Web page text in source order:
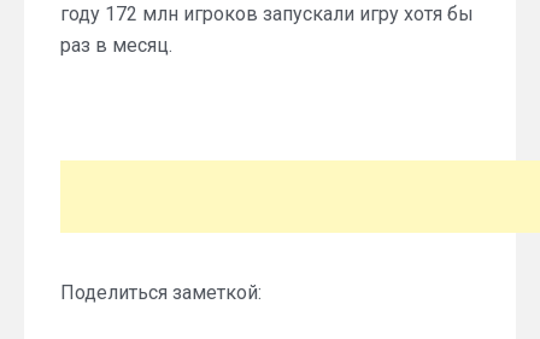
году 172 млн игроков запускали игру хотя бы
раз в месяц.
Поделиться заметкой: